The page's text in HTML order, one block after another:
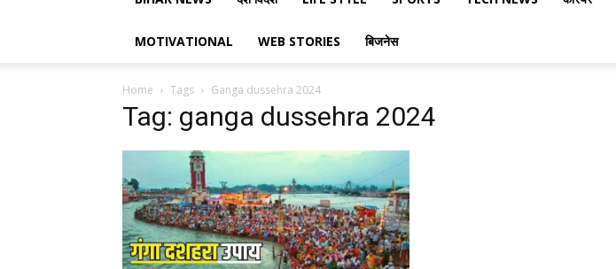
MOTIVATIONAL WEB STORIES बिजनेस
Home Tags Ganga dussehra 2024
Tag: ganga dussehra 2024